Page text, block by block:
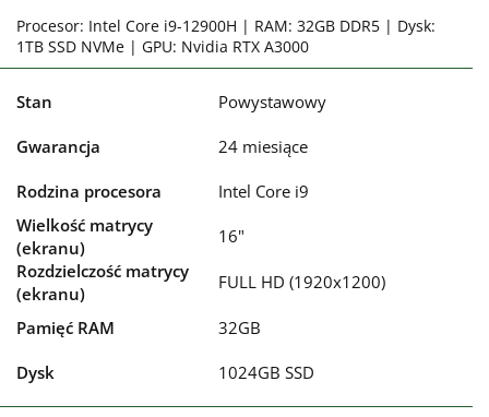
Procesor: Intel Core i9-12900H | RAM: 32GB DDR5 | Dysk:
1TB SSD NVMe | GPU: Nvidia RTX A3000
Stan Powystawowy
Gwarancja 24 miesiące
Rodzina procesora
Intel Core i9
Wielkość matrycy
(ekranu)
16"
Rozdzielczość matrycy
(ekranu)
FULL HD (1920x1200)
Pamięć RAM 32GB
Dysk 1024GB SSD